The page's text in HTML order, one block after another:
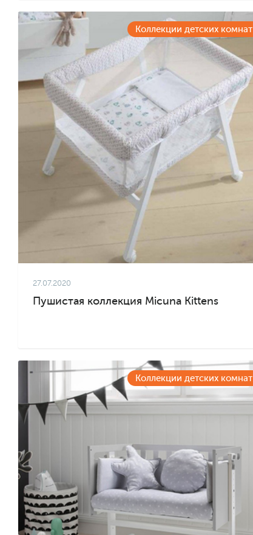
Коллекции детских комнат
27.07.2020
Пушистая коллекция Micuna Kittens
Коллекции детских комнат